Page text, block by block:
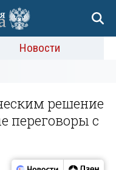
Новости
решение
переговоры с